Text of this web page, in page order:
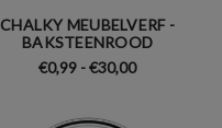
CHALKY MEUBELVERF -
BAKSTEENROOD
€0,99 - €30,00